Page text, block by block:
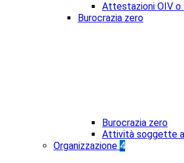
Attestazioni OIV
Burocrazia zero
Burocrazia zero
Attività soggette
Organizzazione 4